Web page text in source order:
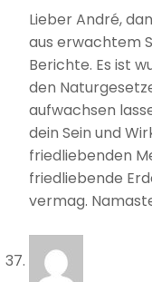
Lieber André,
aus erwachtem
Berichte. Es ist
den
aufwachsen
dein Sein und
friedliebenden
friedliebende
vermag.